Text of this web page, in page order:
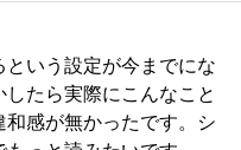
いう設定が今までにな
たら実際にこんなこと
和感が無かったです。シ